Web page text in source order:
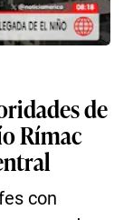
de
Rímac
con